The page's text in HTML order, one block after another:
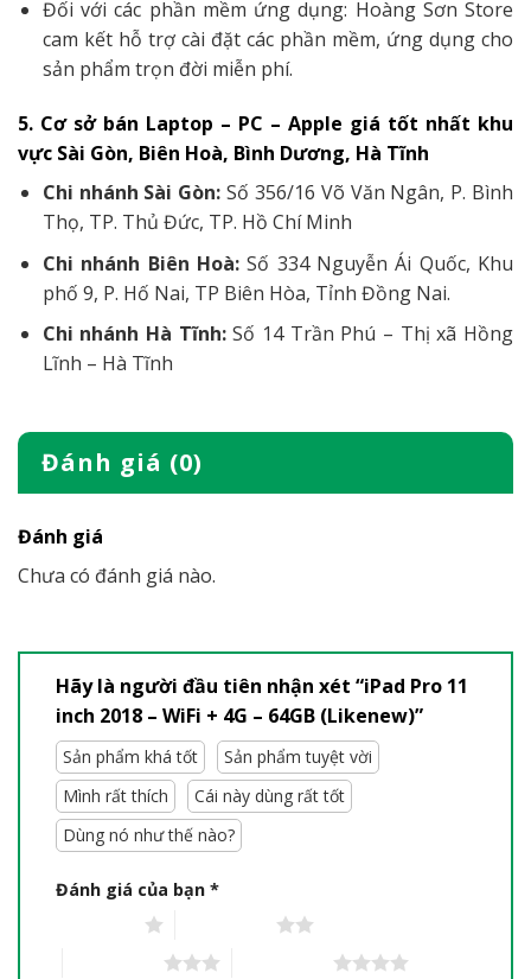
Đối với các phần mềm ứng dụng: Hoàng Sơn Store
cam kết hỗ trợ cài đặt các phần mềm, ứng dụng cho
sản phẩm trọn đời miễn phí.
5. Cơ sở bán Laptop – PC – Apple giá tốt nhất khu
vực Sài Gòn, Biên Hoà, Bình Dương, Hà Tĩnh
Chi nhánh Sài Gòn:Số 356/16 Võ Văn Ngân, P. Bình
Thọ, TP. Thủ Đức, TP. Hồ Chí Minh
Chi nhánh Biên Hoà:Số 334 Nguyễn Ái Quốc, Khu
phố 9, P. Hố Nai, TP Biên Hòa, Tỉnh Đồng Nai.
Chi nhánh Hà Tĩnh:Số 14 Trần Phú – Thị xã Hồng
Lĩnh – Hà Tĩnh
Đánh giá (0)
Đánh giá
Chưa có đánh giá nào.
Hãy là người đầu tiên nhận xét “iPad Pro 11
inch 2018 – WiFi + 4G – 64GB (Likenew)”
Sản phẩm khá tốt
Sản phẩm tuyệt vời
Mình rất thích
Cái này dùng rất tốt
Dùng nó như thế nào?
Đánh giá của bạn *